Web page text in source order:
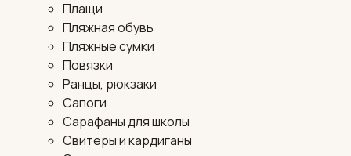
Плащи
Пляжная обувь
Пляжные сумки
Повязки
Ранцы, рюкзаки
Сапоги
Сарафаны для школы
Свитеры и кардиганы